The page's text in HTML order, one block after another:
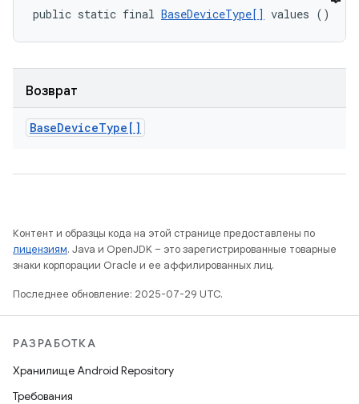
public static final BaseDeviceType[] values ()
Возврат
BaseDeviceType[]
Контент и образцы кода на этой странице предоставлены по
лицензиям. Java и OpenJDK – это зарегистрированные товарные
знаки корпорации Oracle и ее аффилированных лиц.
Последнее обновление: 2025-07-29 UTC.
РАЗРАБОТКА
Хранилище Android Repository
Требования